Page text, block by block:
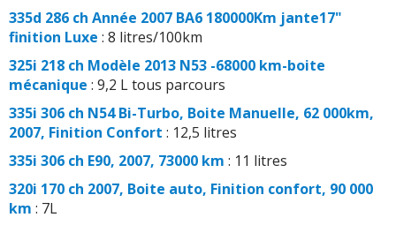
335d 286 ch Année 2007 BA6 180000Km jante17"
finition Luxe : 8 litres/100km
325i 218 ch Modèle 2013 N53 -68000 km-boite
mécanique : 9,2 L tous parcours
335i 306 ch N54 Bi-Turbo, Boite Manuelle, 62 000km,
2007, Finition Confort : 12,5 litres
335i 306 ch E90, 2007, 73000 km : 11 litres
320i 170 ch 2007, Boite auto, Finition confort, 90 000
km : 7L